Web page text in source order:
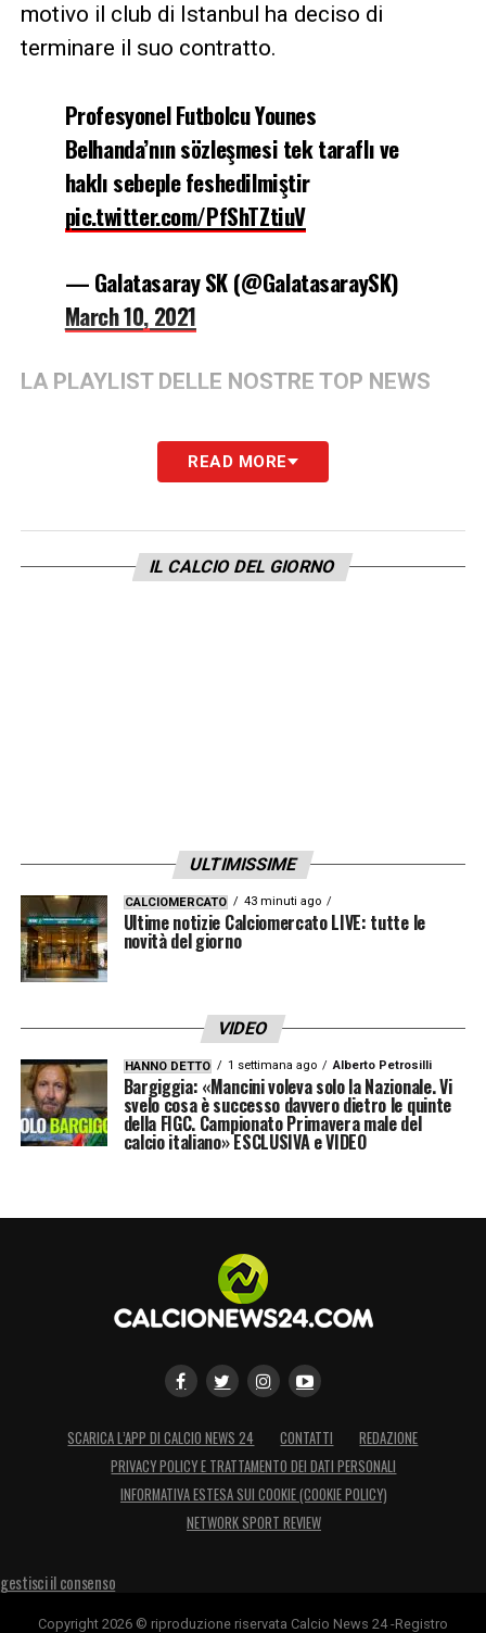
motivo il club di Istanbul ha deciso di
terminare il suo contratto.
Profesyonel Futbolcu Younes
Belhanda’nın sözleşmesi tek taraflı ve
haklı sebeple feshedilmiştir
pic.twitter.com/PfShTZtiuV
— Galatasaray SK (@GalatasaraySK)
March 10, 2021
LA PLAYLIST DELLE NOSTRE TOP NEWS
READ MORE
IL CALCIO DEL GIORNO
ULTIMISSIME
CALCIOMERCATO 43 minuti ago
Ultime notizie Calciomercato LIVE: tutte le
novità del giorno
VIDEO
HANNO DETTO 1 settimana ago Alberto Petrosilli
Bargiggia: «Mancini voleva solo la Nazionale. Vi
svelo cosa è successo davvero dietro le quinte
della FIGC. Campionato Primavera male del
calcio italiano» ESCLUSIVA e VIDEO
SCARICA L’APP DI CALCIO NEWS 24 CONTATTI
REDAZIONE
PRIVACY POLICY E TRATTAMENTO DEI DATI PERSONALI
INFORMATIVA ESTESA SUI COOKIE (COOKIE POLICY)
NETWORK SPORT REVIEW
gestisci il consenso
Copyright 2026 © riproduzione riservata Calcio News 24 -Registro